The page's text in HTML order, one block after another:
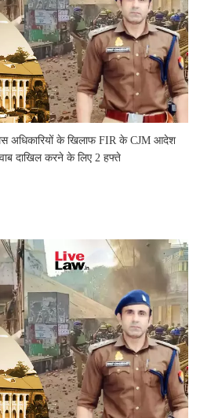
अधिकारियों के खिलाफ FIR के CJM आदेश
दाखिल करने के लिए 2 हफ्ते